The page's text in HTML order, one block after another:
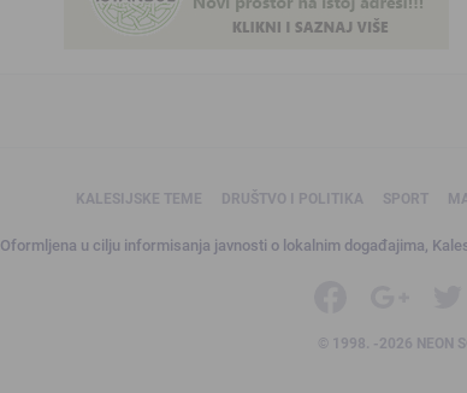
KALESIJSKE TEME DRUŠTVO I POLITIKA SPORT
Oformljena u cilju informisanja javnosti o lokalnim događajima,
© 1998. -2026 NEON